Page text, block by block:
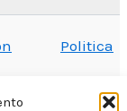
Politica